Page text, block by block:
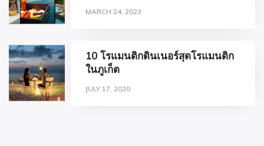
MARCH 24, 2023
10 โรแมนติกดินเนอร์สุดโรแมนติก
ในภูเก็ต
JULY 17, 2020